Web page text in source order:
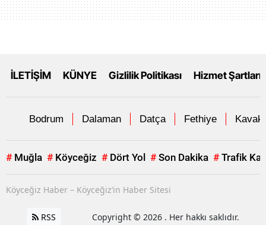
İLETİŞİM KÜNYE Gizlilik Politikası Hizmet Şartları
Bodrum Dalaman Datça Fethiye
# Muğla # Köyceğiz # Dört Yol # Son Dakika # Trafik
Köyceğiz Haber – Köyceğiz’in Haber Sitesi
RSS Copyright © 2026 . Her hakkı saklıdır.